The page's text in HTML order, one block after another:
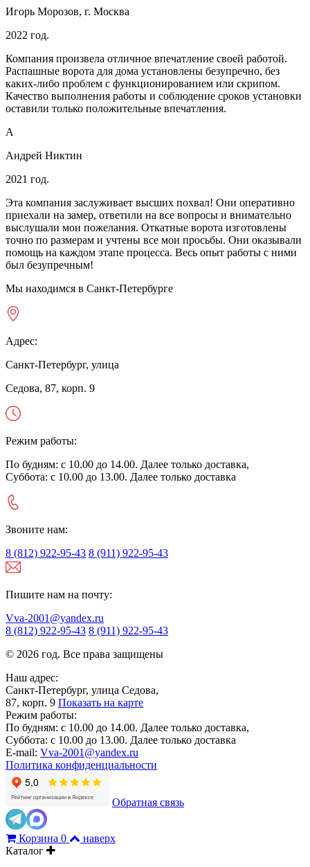
Игорь Морозов, г. Москва
2022 год.
Компания произвела отличное впечатление своей работой.
Распашные ворота для дома установлены безупречно, без
каких-либо проблем с функционированием или скрипом.
Качество выполнения работы и соблюдение сроков установки
оставили только положительные впечатления.
А
Андрей Никтин
2021 год.
Эта компания заслуживает высших похвал! Они оперативно
приехали на замер, ответили на все вопросы и внимательно
выслушали мои пожелания. Откатные ворота изготовлены
точно по размерам и учтены все мои просьбы. Они оказывали
помощь на каждом этапе процесса. Весь опыт работы с ними
был безупречным!
Мы находимся в Санкт-Петербурге
Адрес:
Санкт-Петербург, улица
Седова, 87, корп. 9
Режим работы:
По будням: с 10.00 до 14.00. Далее только доставка,
Суббота: с 10.00 до 13.00. Далее только доставка
Звоните нам:
8 (812) 922-95-43 8 (911) 922-95-43
Пишите нам на почту:
Vva-2001@yandex.ru
8 (812) 922-95-43 8 (911) 922-95-43
© 2026 год. Все права защищены
Наш адрес:
Санкт-Петербург, улица Седова,
87, корп. 9 Показать на карте
Режим работы:
По будням: с 10.00 до 14.00. Далее только доставка,
Суббота: с 10.00 до 13.00. Далее только доставка
E-mail: Vva-2001@yandex.ru
Политика конфиденциальности
Обратная связь
Корзина 0
наверх
Каталог